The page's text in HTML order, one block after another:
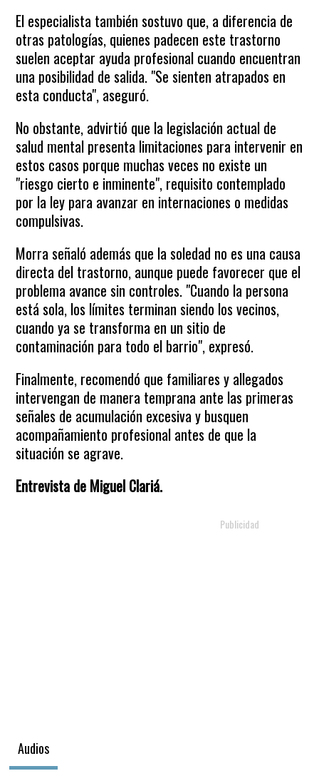
El especialista también sostuvo que, a diferencia de
otras patologías, quienes padecen este trastorno
suelen aceptar ayuda profesional cuando encuentran
una posibilidad de salida. "Se sienten atrapados en
esta conducta", aseguró.
No obstante, advirtió que la legislación actual de
salud mental presenta limitaciones para intervenir en
estos casos porque muchas veces no existe un
"riesgo cierto e inminente", requisito contemplado
por la ley para avanzar en internaciones o medidas
compulsivas.
Morra señaló además que la soledad no es una causa
directa del trastorno, aunque puede favorecer que el
problema avance sin controles. "Cuando la persona
está sola, los límites terminan siendo los vecinos,
cuando ya se transforma en un sitio de
contaminación para todo el barrio", expresó.
Finalmente, recomendó que familiares y allegados
intervengan de manera temprana ante las primeras
señales de acumulación excesiva y busquen
acompañamiento profesional antes de que la
situación se agrave.
Entrevista de Miguel Clariá.
Audios